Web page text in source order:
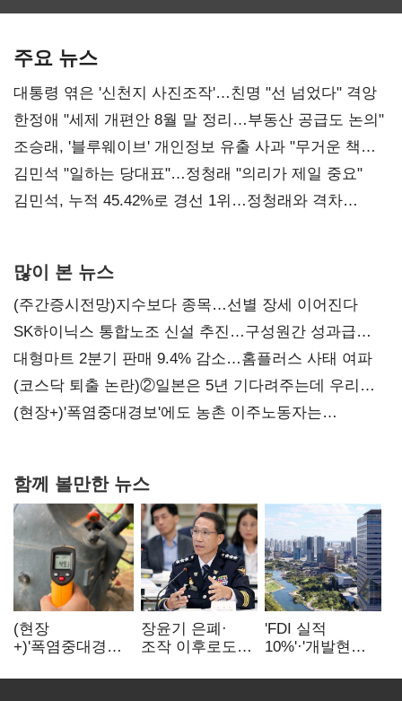
주요 뉴스
대통령 엮은 '신천지 사진조작'…친명 "선 넘었다" 격앙
한정애 "세제 개편안 8월 말 정리…부동산 공급도 논의"
조승래, '블루웨이브' 개인정보 유출 사과 "무거운 책임
통감"
김민석 "일하는 당대표"…정청래 "의리가 제일 중요"
김민석, 누적 45.42%로 경선 1위…정청래와 격차
많이 본 뉴스
(주간증시전망)지수보다 종목…선별 장세 이어진다
SK하이닉스 통합노조 신설 추진…구성원간 성과급
불만 확산
대형마트 2분기 판매 9.4% 감소…홈플러스 사태 여파
(코스닥 퇴출 논란)②일본은 5년 기다려주는데 우리는
당장 퇴출?…시간만으론 부족한 코스닥 구하기
(현장+)'폭염중대경보'에도 농촌 이주노동자는
함께 볼만한 뉴스
(현장
+)'폭염중대경보'
이주노동자는
장윤기 은폐·
조작 이후로도
내부비위…경찰
'FDI 실적
10%'·'개발현안
인천경제청장